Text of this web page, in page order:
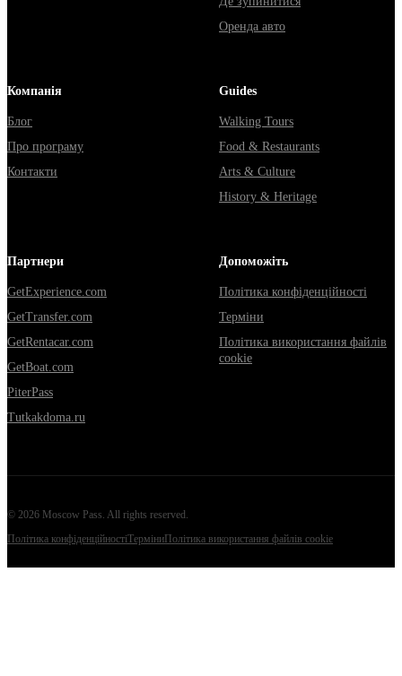
Оренда авто
Компанія
Блог
Про програму
Контакти
Guides
Walking Tours
Food & Restaurants
Arts & Culture
History & Heritage
Партнери
GetExperience.com
GetTransfer.com
GetRentacar.com
GetBoat.com
PiterPass
Tutkakdoma.ru
Допоможіть
Політика конфіденційності
Терміни
Політика використання файлів
cookie
© 2026 Moscow Pass . All rights reserved.
Політика конфіденційностіТерміниПолітика використання файлів cookie